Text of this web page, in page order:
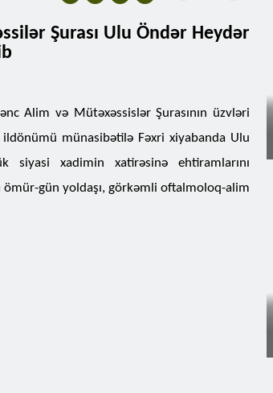
Şurası Ulu Öndər Heydər
Alim və Mütəxəssislər Şurasının üzvləri
münasibətilə Fəxri xiyabanda Ulu
siyasi xadimin xatirəsinə ehtiramlarını
gün yoldaşı, görkəmli oftalmoloq-alim